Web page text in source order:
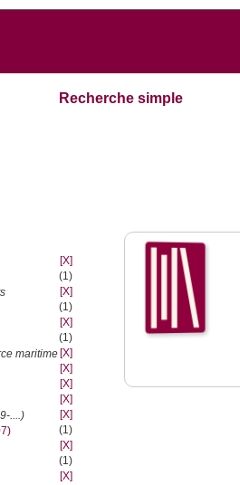
Recherche simple
[X]
(1)
[X]
(1)
[X]
(1)
maritime [X]
[X]
[X]
[X]
....)
[X]
(1)
[X]
(1)
[X]